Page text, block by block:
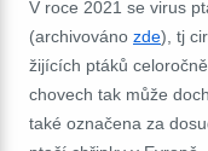
V roce 2021 se virus
(archivováno zde), tj
žijících ptáků
chovech tak může
také označena za